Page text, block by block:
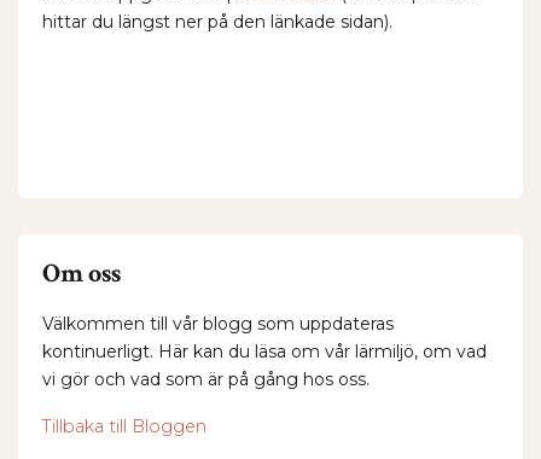
hittar du längst ner på den länkade sidan).
Om oss
Välkommen till vår blogg som uppdateras
kontinuerligt. Här kan du läsa om vår lärmiljö, om vad
vi gör och vad som är på gång hos oss.
Tillbaka till Bloggen